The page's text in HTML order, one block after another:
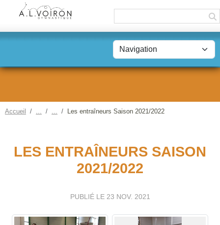
Accueil Les entraîneurs Saison 2021/2022
LES ENTRAÎNEURS SAISON
2021/2022
PUBLIÉ LE 23 NOV. 2021
Panneau de gestion des cookies